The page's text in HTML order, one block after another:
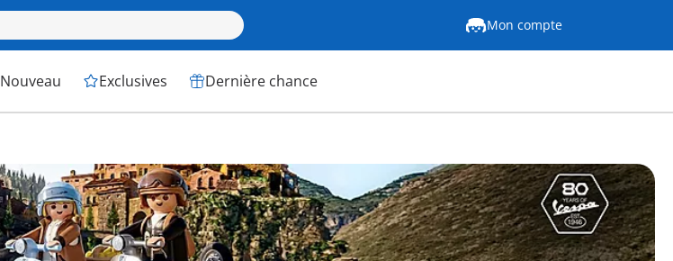
Mon compte
Nouveau Exclusives Dernière chance